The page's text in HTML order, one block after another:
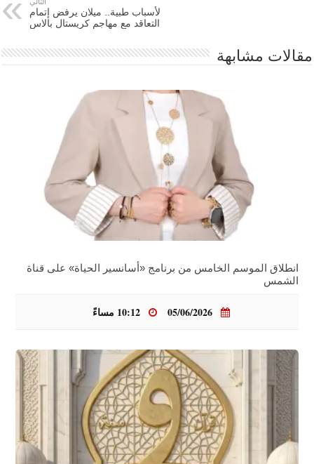
لأسباب طبية.. ميلان يرفض إتمام
التعاقد مع مهاجم كريستال بالاس
مقالات مشابهة
انطلاق الموسم الخامس من برنامج «أسانسير الحياة» على قناة
الشمس